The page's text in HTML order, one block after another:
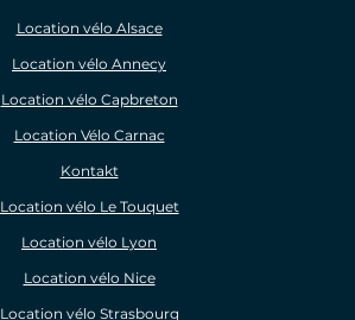
Location vélo Alsace
Location vélo Annecy
Location vélo Capbreton
Location Vélo Carnac
Kontakt
Location vélo Le Touquet
Location vélo Lyon
Location vélo Nice
Location vélo Strasbourg